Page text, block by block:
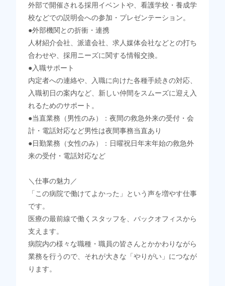
外部で開催される採用イベントや、看護学校・養成学
校などでの説明会への参加・プレゼンテーション。
●外部機関との折衝・連携
人材紹介会社、派遣会社、求人媒体会社などとの打ち
合わせや、採用ニーズに関する情報交換。
●入職サポート
内定者への連絡や、入職に向けた各種手続きの対応、
入職初日の案内など、新しい仲間をスムーズに迎え入
れるためのサポート。
●当直業務（男性のみ）：夜間の救急外来の受付・会
計・電話対応など男性は夜間事務当直あり
●日勤業務（女性のみ）：日曜祝日年末年始の救急外
来の受付・電話対応など
＼仕事の魅力／
「この病院で働けてよかった」という声を増やす仕事
です。
医療の最前線で働くスタッフを、バックオフィスから
支えます。
病院内の様々な職種・職員の皆さんとかかわりながら
業務を行うので、それが大きな「やりがい」につなが
ります。